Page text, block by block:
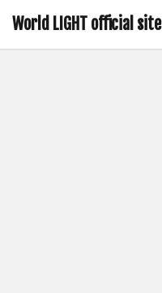
World LIGHT official site